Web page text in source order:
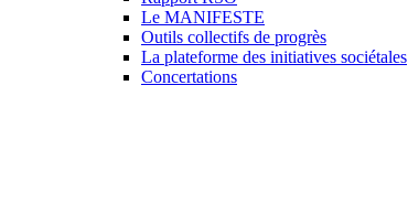
Le MANIFESTE
Outils collectifs de progrès
La plateforme des initiatives sociétales
Concertations